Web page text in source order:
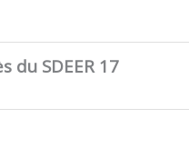
SDEER 17